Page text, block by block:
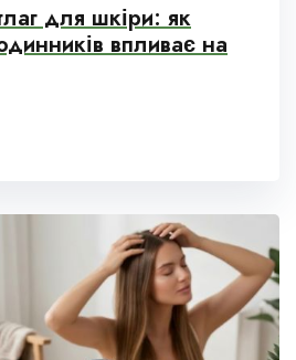
для шкіри: як
впливає на